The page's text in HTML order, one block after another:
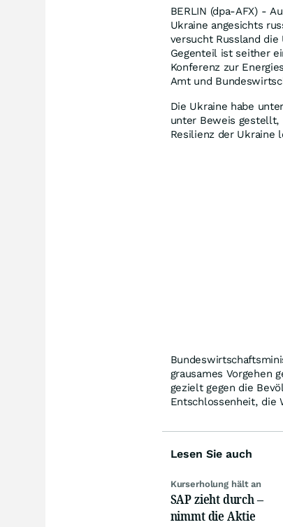
BERLIN (dpa-AFX) -
Ukraine angesichts
versucht Russland
Gegenteil ist seither
Konferenz zur
Amt und
Die Ukraine habe
unter Beweis gestellt,
Resilienz der Ukraine
grausames Vorgehen
gezielt gegen die
Entschlossenheit, die
Lesen Sie auch
Kurserholung hält an
SAP zieht durch –
nimmt die Aktie